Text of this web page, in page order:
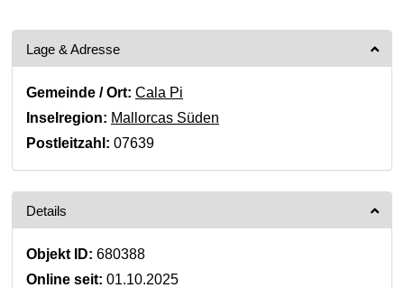
Lage & Adresse
Gemeinde / Ort: Cala Pi
Inselregion: Mallorcas Süden
Postleitzahl: 07639
Details
Objekt ID: 680388
Online seit: 01.10.2025